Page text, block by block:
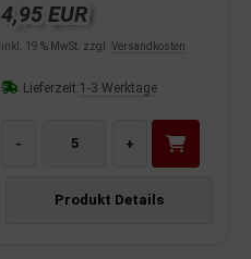
4,95 EUR
inkl. 19 % MwSt. zzgl. Versandkosten
Lieferzeit:1-3 Werktage
- +
Produkt Details